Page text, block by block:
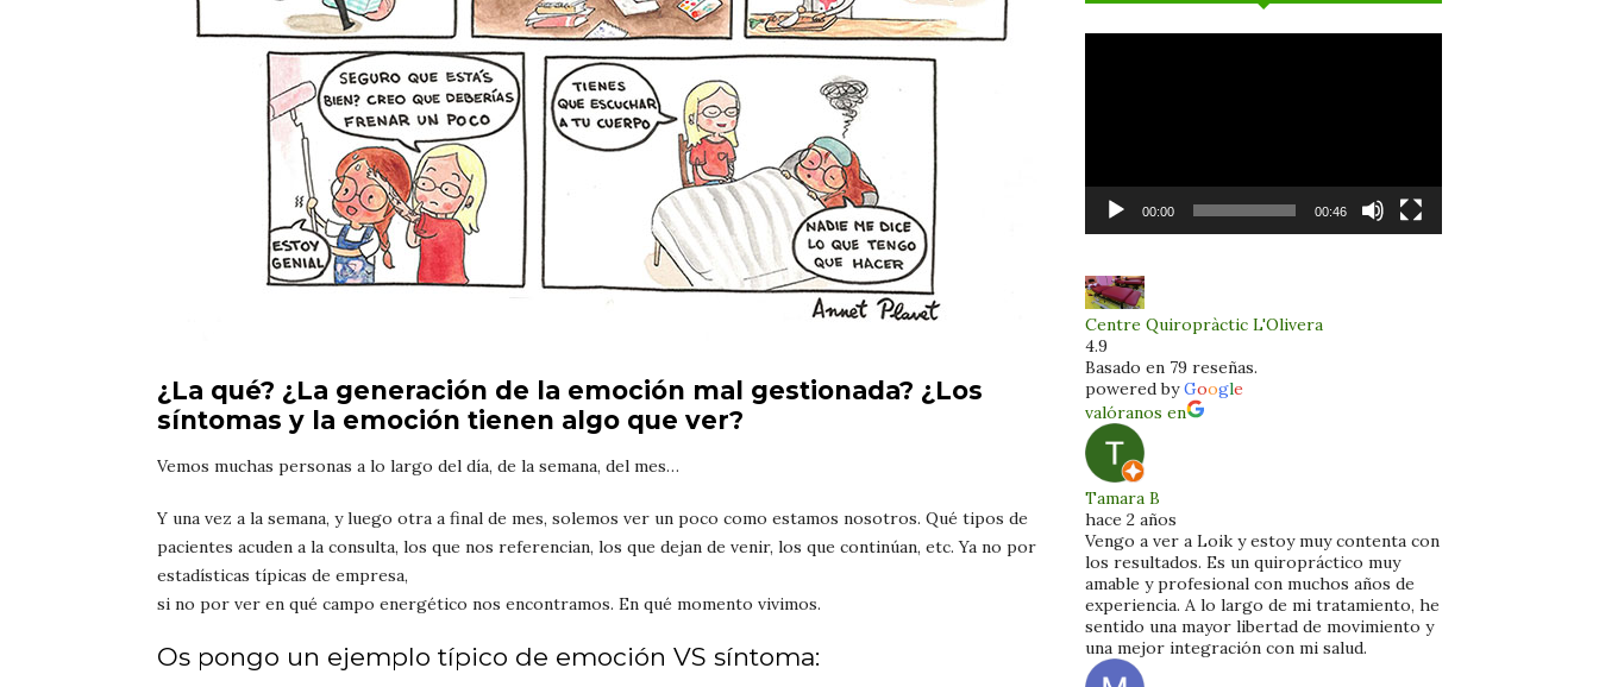
¿La qué? ¿La generación de la emoción mal gestionada? ¿Los
síntomas y la emoción tienen algo que ver?
Vemos muchas personas a lo largo del día, de la semana, del mes…
Y una vez a la semana, y luego otra a final de mes, solemos ver un poco como estamos nosotros. Qué tipos de
pacientes acuden a la consulta, los que nos referencian, los que dejan de venir, los que continúan, etc. Ya no por
estadísticas típicas de empresa,
si no por ver en qué campo energético nos encontramos. En qué momento vivimos.
Os pongo un ejemplo típico de emoción VS síntoma:
00:00 00:46
Centre Quiropràctic L'Olivera
4.9
Basado en 79 reseñas.
powered byGoogle
valóranos en
Tamara B
hace 2 años
Vengo a ver a Loik y estoy muy contenta con
los resultados. Es un quiropráctico muy
amable y profesional con muchos años de
experiencia. A lo largo de mi tratamiento, he
sentido una mayor libertad de movimiento y
una mejor integración con mi salud.